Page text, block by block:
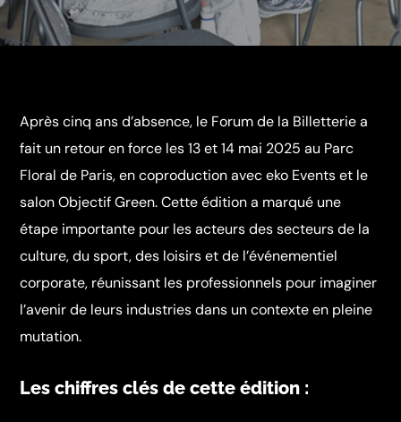
Après cinq ans d’absence, le Forum de la Billetterie a
fait un retour en force les 13 et 14 mai 2025 au Parc
Floral de Paris, en coproduction avec eko Events et le
salon Objectif Green. Cette édition a marqué une
étape importante pour les acteurs des secteurs de la
culture, du sport, des loisirs et de l’événementiel
corporate, réunissant les professionnels pour imaginer
l’avenir de leurs industries dans un contexte en pleine
mutation.
Les chiffres clés de cette édition :